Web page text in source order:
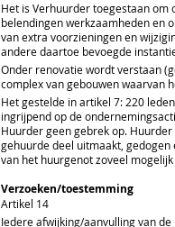
Het is Verhuurder toegestaan om
belendingen werkzaamheden en
van extra voorzieningen en
andere daartoe bevoegde
Onder renovatie wordt verstaan
complex van gebouwen waarvan
Het gestelde in artikel 7: 220
ingrijpend op de
Huurder geen gebrek op.
gehuurde deel uitmaakt,
van het huurgenot zoveel
Verzoeken/toestemming
Artikel 14
Iedere afwijking/aanvulling van